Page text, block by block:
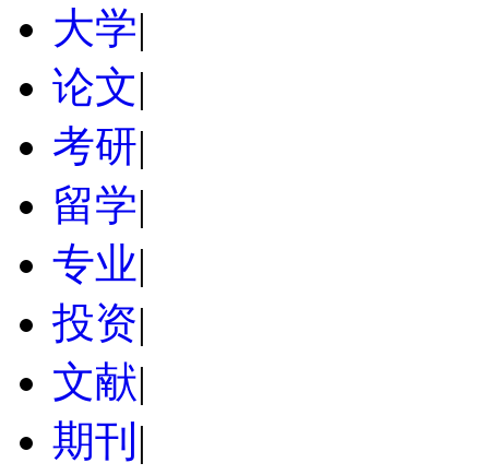
大学|
论文|
考研|
留学|
专业|
投资|
文献|
期刊 |